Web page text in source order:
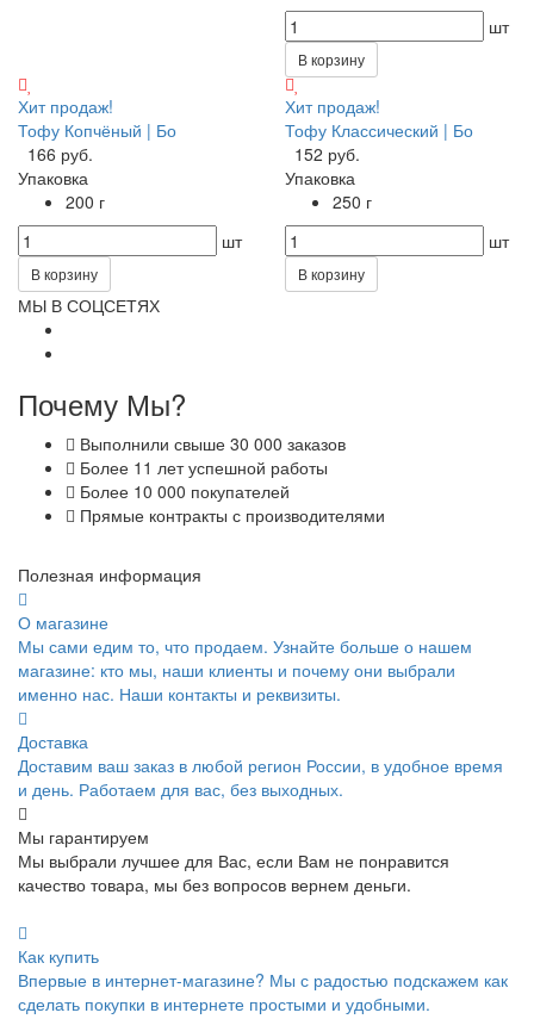
шт
В корзину
Хит продаж!
Тофу Копчёный | Бо
166 руб.
Упаковка
200 г
шт
В корзину
Хит продаж!
Тофу Классический | Бо
152 руб.
Упаковка
250 г
шт
В корзину
МЫ В СОЦСЕТЯХ
Почему Мы?
Выполнили свыше 30 000 заказов
Более 11 лет успешной работы
Более 10 000 покупателей
Прямые контракты с производителями
Полезная информация
О магазине
Мы сами едим то, что продаем. Узнайте больше о нашем
магазине: кто мы, наши клиенты и почему они выбрали
именно нас. Наши контакты и реквизиты.
Доставка
Доставим ваш заказ в любой регион России, в удобное время
и день. Работаем для вас, без выходных.
Мы гарантируем
Мы выбрали лучшее для Вас, если Вам не понравится
качество товара, мы без вопросов вернем деньги.
Как купить
Впервые в интернет-магазине? Мы с радостью подскажем как
сделать покупки в интернете простыми и удобными.